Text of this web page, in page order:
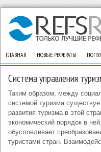
ГЛАВНАЯ НОВЫЕ РЕФЕРАТЫ
Система управления
Таким образом, между
системой туризма
развития туризма в этой
экономический порядок в
обусловливает
туристами стран.